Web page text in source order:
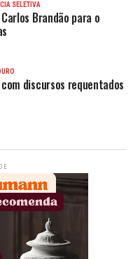
SELETIVA
Brandão para o
discursos requentados